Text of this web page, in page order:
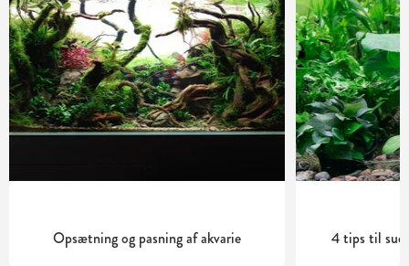
Opsætning og pasning af akvarie 4 tips til